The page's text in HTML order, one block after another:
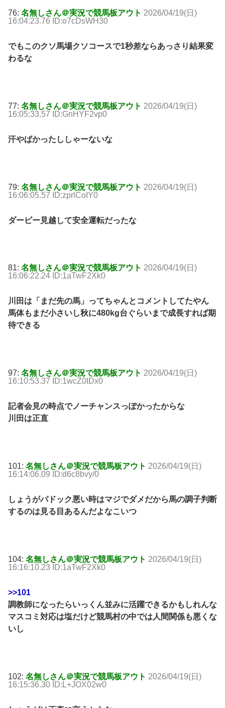
76: 名無しさん＠実況で競馬板アウト 2026/04/19(日)
16:04:23.76 ID:o7cDsWH30
でもこのクソ馬場クソコースで1秒差ならあっさり結果変
わるな
77: 名無しさん＠実況で競馬板アウト 2026/04/19(日)
16:05:33.57 ID:GnHYF2vp0
汗やばかったししゃーないな
79: 名無しさん＠実況で競馬板アウト 2026/04/19(日)
16:06:05.57 ID:zprlCoIY0
ダービー見越して安全運転だったな
81: 名無しさん＠実況で競馬板アウト 2026/04/19(日)
16:06:22.24 ID:1aTwF2Xk0
川田は「まだ先の馬」ってちゃんとコメントしてたやん
馬体もまだ小さいし秋に480kg台ぐらいまで成長すれば期
待できる
97: 名無しさん＠実況で競馬板アウト 2026/04/19(日)
16:10:53.37 ID:1wcZ0IDx0
記者会見の時点でノーチャンスっぽかったからな
川田は正直
101: 名無しさん＠実況で競馬板アウト 2026/04/19(日)
16:14:06.09 ID:d6c8bvy/0
しょうがパドック悪い時はマジでダメだから馬の調子判断
するのは見る目あるんだよなこいつ
104: 名無しさん＠実況で競馬板アウト 2026/04/19(日)
16:16:10.23 ID:1aTwF2Xk0
>>101
調教師になったらいっくん並みに活躍できるかもしれんな
マスコミ対応は塩だけど競馬村の中では人間関係も悪くな
いし
102: 名無しさん＠実況で競馬板アウト 2026/04/19(日)
16:15:36.30 ID:L+JOX02w0